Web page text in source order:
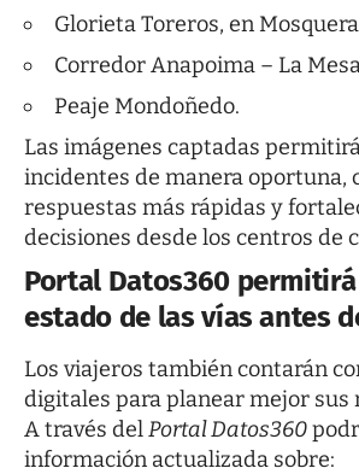
Glorieta Toreros, en
Corredor Anapoima – La
Peaje Mondoñedo.
Las imágenes captadas
incidentes de manera oportuna,
respuestas más rápidas y
decisiones desde los centros de
Portal Datos360
estado de las vías antes
Los viajeros también contarán
digitales para planear mejor sus
A través delPortal Datos360
información actualizada sobre: